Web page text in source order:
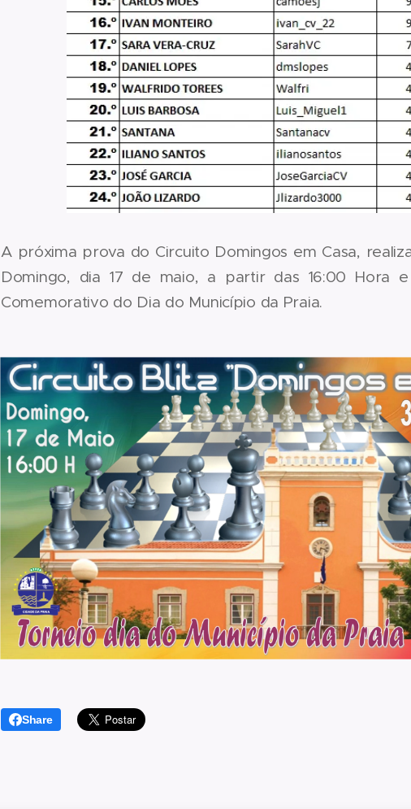
A próxima prova do Circuito Domingos em Casa,
Domingo, dia 17 de maio, a partir das 16:00 Hora
Comemorativo do Dia do Município da Praia.
Share